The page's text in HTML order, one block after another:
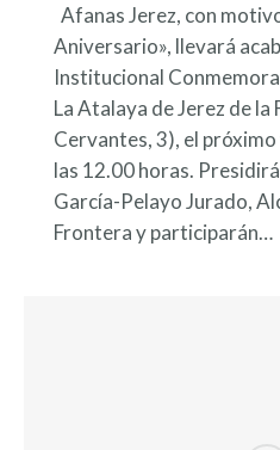
Afanas Jerez, con
Aniversario», llevará
Institucional
La Atalaya de Jerez de la
Cervantes, 3), el
las 12.00 horas.
García-Pelayo Jurado,
Frontera y participarán…